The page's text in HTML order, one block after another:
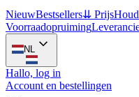
NieuwBestsellers⇊ Prijs
Voorraadopruiming
NL
Hallo, log in
Account en bestellingen